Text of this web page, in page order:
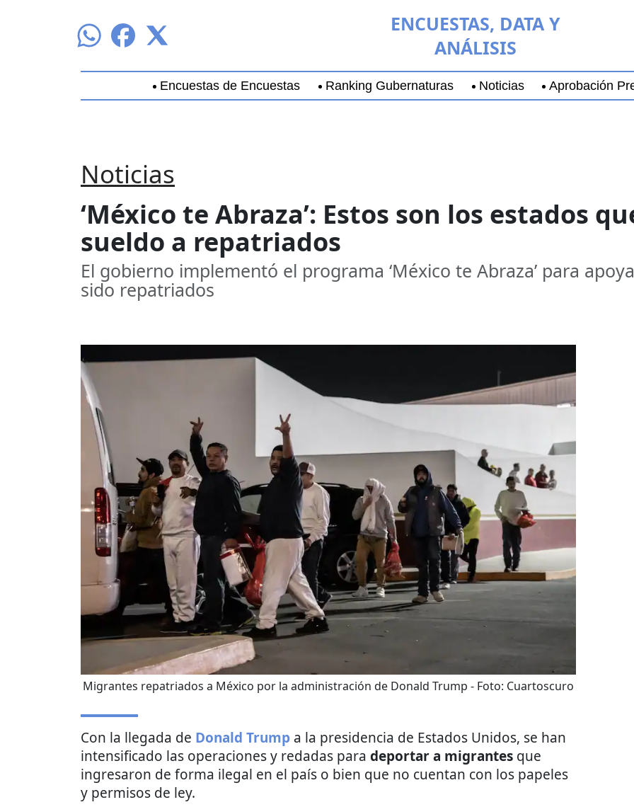
ENCUESTAS, DATA Y
ANÁLISIS
Encuestas de Encuestas Ranking Gubernaturas Noticias Aprobación
Noticias
‘México te Abraza’: Estos son los estados
sueldo a repatriados
El gobierno implementó el programa ‘México te Abraza’ para
sido repatriados
Migrantes repatriados a México por la administración de Donald Trump - Foto: Cuartoscuro
Con la llegada de Donald Trump a la presidencia de Estados Unidos, se han
intensificado las operaciones y redadas para deportar a migrantes que
ingresaron de forma ilegal en el país o bien que no cuentan con los papeles
y permisos de ley.